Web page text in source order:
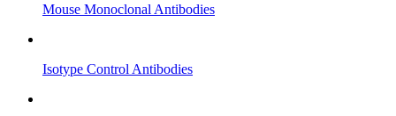
Mouse Monoclonal Antibodies
Isotype Control Antibodies